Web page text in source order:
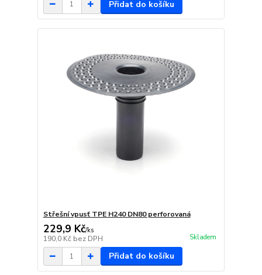
Přidat do košíku
Střešní vpusť TPE H240 DN80 perforovaná
229,9 Kč/ks
190,0 Kč bez DPH Skladem
Přidat do košíku